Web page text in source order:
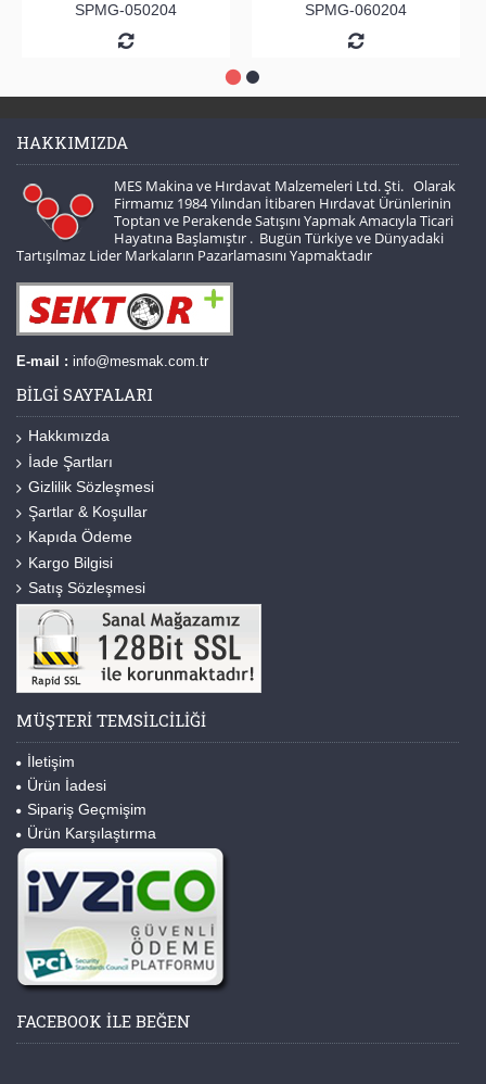
SPMG-050204 SPMG-060204
HAKKIMIZDA
MES Makina ve Hırdavat Malzemeleri Ltd. Şti. Olarak
Firmamız 1984 Yılından İtibaren Hırdavat Ürünlerinin
Toptan ve Perakende Satışını Yapmak Amacıyla Ticari
Hayatına Başlamıştır . Bugün Türkiye ve Dünyadaki
Tartışılmaz Lider Markaların Pazarlamasını Yapmaktadır
E-mail : info@mesmak.com.tr
BILGI SAYFALARI
Hakkımızda
İade Şartları
Gizlilik Sözleşmesi
Şartlar & Koşullar
Kapıda Ödeme
Kargo Bilgisi
Satış Sözleşmesi
MÜŞTERI TEMSILCILIĞI
İletişim
Ürün İadesi
Sipariş Geçmişim
Ürün Karşılaştırma
FACEBOOK ILE BEĞEN